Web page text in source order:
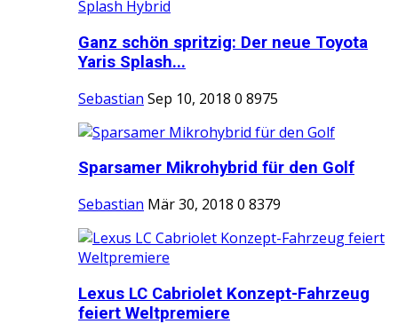
Ganz schön spritzig: Der neue Toyota
Yaris Splash...
Sebastian Sep 10, 2018 0 8975
Sparsamer Mikrohybrid für den Golf
Sebastian Mär 30, 2018 0 8379
Lexus LC Cabriolet Konzept-Fahrzeug
feiert Weltpremiere